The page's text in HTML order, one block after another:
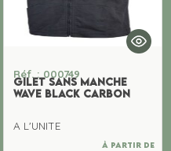
Réf. : 000749
GILET SANS MANCHE
WAVE BLACK CARBON
A L'UNITE
À partir de